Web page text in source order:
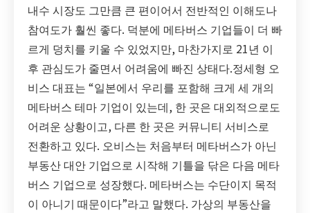
내수 시장도 그만큼 큰 편이어서 전반적인 이해도나
참여도가 훨씬 좋다. 덕분에 메타버스 기업들이 더 빠
르게 덩치를 키울 수 있었지만, 마찬가지로 21년 이
후 관심도가 줄면서 어려움에 빠진 상태다.정세형 오
비스 대표는 “일본에서 우리를 포함해 크게 세 개의
메타버스 테마 기업이 있는데, 한 곳은 대외적으로도
어려운 상황이고, 다른 한 곳은 커뮤니티 서비스로
전환하고 있다. 오비스는 처음부터 메타버스가 아닌
부동산 대안 기업으로 시작해 기틀을 닦은 다음 메타
버스 기업으로 성장했다. 메타버스는 수단이지 목적
이 아니기 때문이다”라고 말했다. 가상의 부동산을